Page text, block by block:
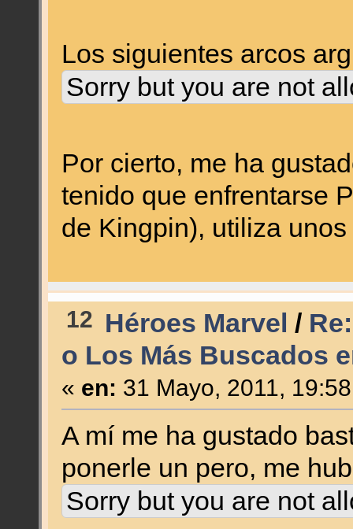
Los siguientes arcos
Sorry but you are not
Por cierto, me ha
tenido que enfrentarse
de Kingpin), utiliza
12 Héroes Marvel /
o Los Más Buscados
« en: 31 Mayo, 2011,
A mí me ha gustado
ponerle un pero, me
Sorry but you are not